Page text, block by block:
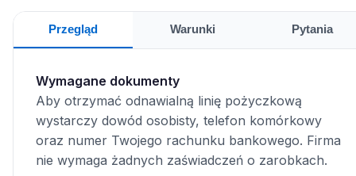
Przegląd Warunki Pytania
Wymagane dokumenty
Aby otrzymać odnawialną linię pożyczkową
wystarczy dowód osobisty, telefon komórkowy
oraz numer Twojego rachunku bankowego. Firma
nie wymaga żadnych zaświadczeń o zarobkach.